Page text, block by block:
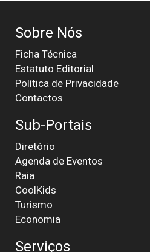
Sobre Nós
Ficha Técnica
Estatuto Editorial
Política de Privacidade
Contactos
Sub-Portais
Diretório
Agenda de Eventos
Raia
CoolKids
Turismo
Economia
Serviços